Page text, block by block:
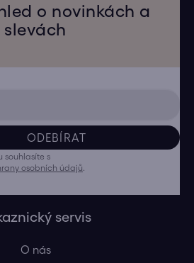
o novinkách a
slevách
ODEBÍRAT
souhlasíte s
osobních údajů
servis
O nás